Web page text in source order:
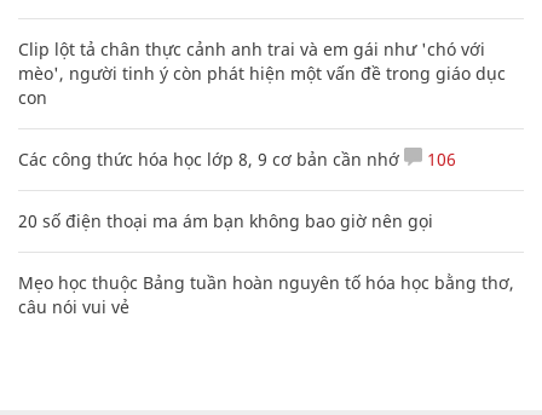
Clip lột tả chân thực cảnh anh trai và em gái như 'chó với
mèo', người tinh ý còn phát hiện một vấn đề trong giáo dục
con
Các công thức hóa học lớp 8, 9 cơ bản cần nhớ 106
20 số điện thoại ma ám bạn không bao giờ nên gọi
Mẹo học thuộc Bảng tuần hoàn nguyên tố hóa học bằng thơ,
câu nói vui vẻ